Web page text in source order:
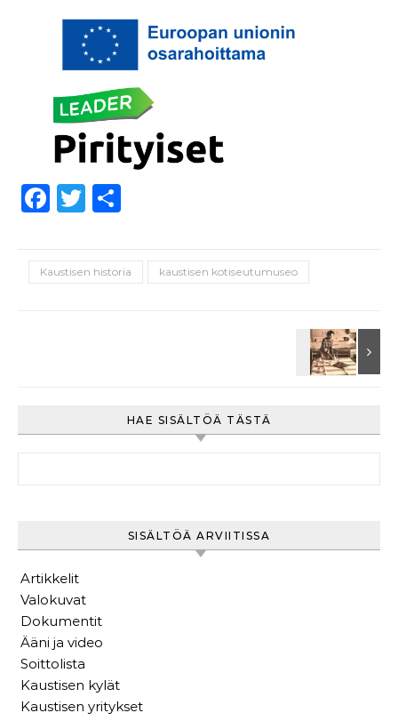
Facebook
Twitter
Kaustisen historia kaustisen kotiseutumuseo
HAE SISÄLTÖÄ TÄSTÄ
SISÄLTÖÄ ARVIITISSA
Artikkelit
Valokuvat
Dokumentit
Ääni ja video
Soittolista
Kaustisen kylät
Kaustisen yritykset